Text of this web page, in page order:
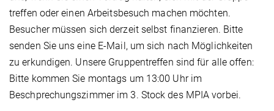
treffen oder einen Arbeitsbesuch machen möchten.
Besucher müssen sich derzeit selbst finanzieren. Bitte
senden Sie uns eine E-Mail, um sich nach Möglichkeiten
zu erkundigen. Unsere Gruppentreffen sind für alle offen:
Bitte kommen Sie montags um 13:00 Uhr im
Beschprechungszimmer im 3. Stock des MPIA vorbei.